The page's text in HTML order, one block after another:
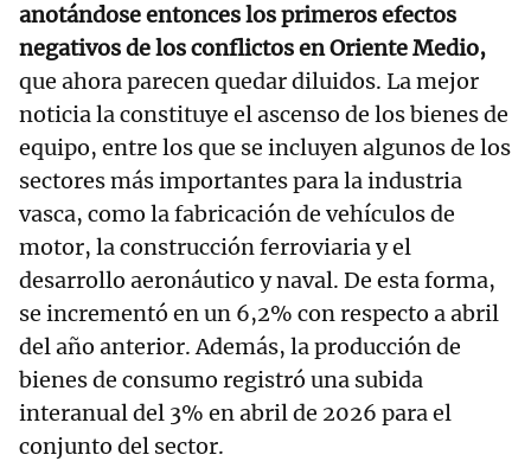
anotándose entonces los primeros efectos
negativos de los conflictos en Oriente Medio,
que ahora parecen quedar diluidos. La mejor
noticia la constituye el ascenso de los bienes de
equipo, entre los que se incluyen algunos de los
sectores más importantes para la industria
vasca, como la fabricación de vehículos de
motor, la construcción ferroviaria y el
desarrollo aeronáutico y naval. De esta forma,
se incrementó en un 6,2% con respecto a abril
del año anterior. Además, la producción de
bienes de consumo registró una subida
interanual del 3% en abril de 2026 para el
conjunto del sector.